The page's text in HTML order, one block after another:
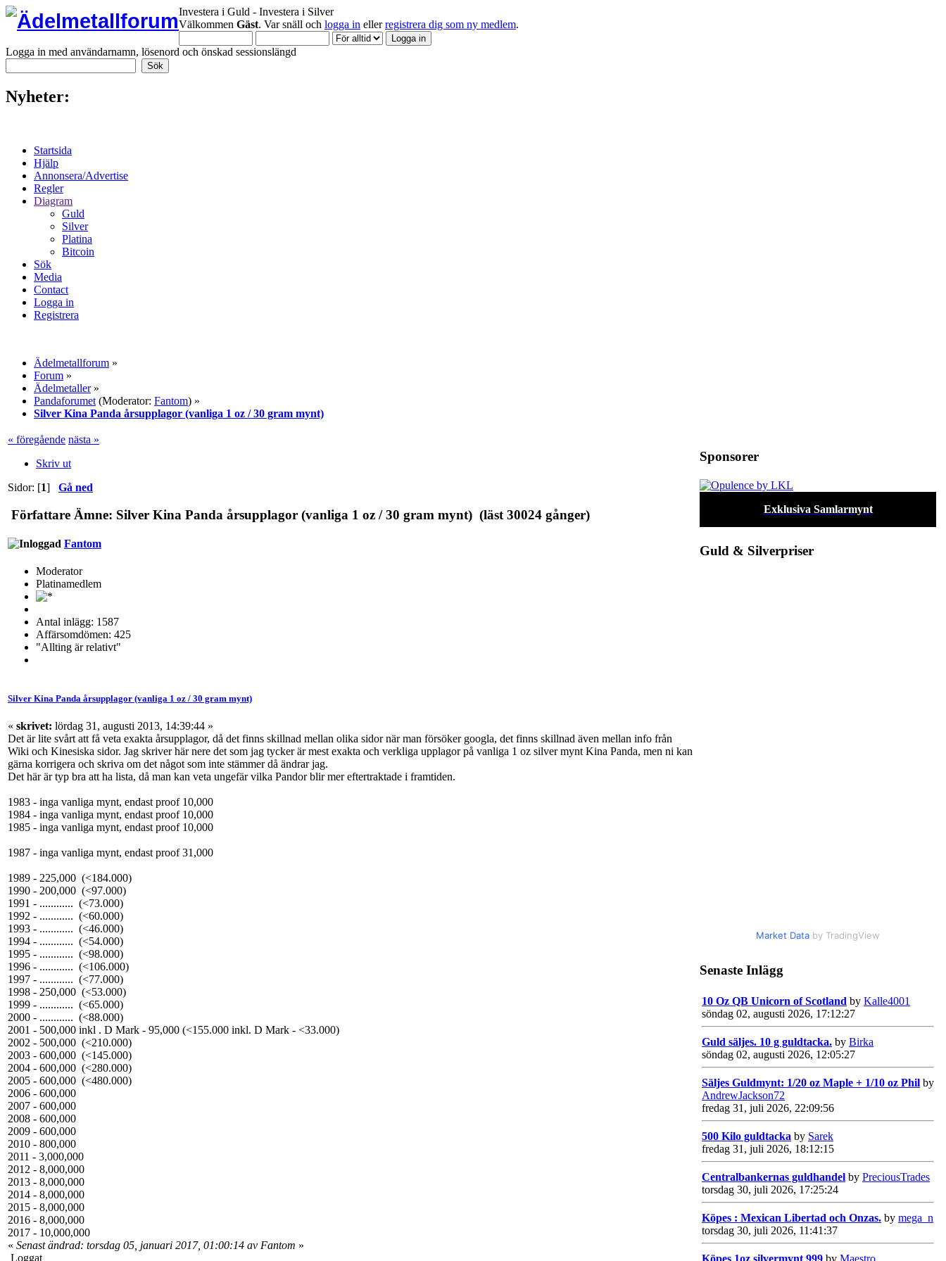
Investera i Guld - Investera i Silver
Välkommen Gäst. Var snäll och logga in ellerregistrera dig som ny medlem.
Logga in med användarnamn, lösenord och önskad sessionslängd
Nyheter:
Startsida
Hjälp
Annonsera/Advertise
Regler
Diagram
Guld
Silver
Platina
Bitcoin
Sök
Media
Contact
Logga in
Registrera
Ädelmetallforum »
Forum »
Ädelmetaller»
Pandaforumet (Moderator: Fantom) »
Silver Kina Panda årsupplagor (vanliga 1 oz / 30 gram mynt)
« föregående nästa »
Skriv ut
Sidor: [1] Gå ned
Författare Ämne: Silver Kina Panda årsupplagor (vanliga 1 oz / 30 gram mynt) (läst 30024 gånger)
Fantom
Moderator
Platinamedlem
Antal inlägg: 1587
Affärsomdömen: 425
"Allting är relativt"
Silver Kina Panda årsupplagor (vanliga 1 oz / 30 gram mynt)
« skrivet: lördag 31, augusti 2013, 14:39:44 »
Det är lite svårt att få veta exakta årsupplagor, då det finns skillnad mellan olika sidor när man försöker googla, det finns skillnad även mellan info från
Wiki och Kinesiska sidor. Jag skriver här nere det som jag tycker är mest exakta och verkliga upplagor på vanliga 1 oz silver mynt Kina Panda, men ni kan
gärna korrigera och skriva om det något som inte stämmer då ändrar jag.
Det här är typ bra att ha lista, då man kan veta ungefär vilka Pandor blir mer eftertraktade i framtiden.
1983 - inga vanliga mynt, endast proof 10,000
1984 - inga vanliga mynt, endast proof 10,000
1985 - inga vanliga mynt, endast proof 10,000
1987 - inga vanliga mynt, endast proof 31,000
1989 - 225,000 (<184.000)
1990 - 200,000 (<97.000)
1991 - ............ (<73.000)
1992 - ............ (<60.000)
1993 - ............ (<46.000)
1994 - ............ (<54.000)
1995 - ............ (<98.000)
1996 - ............ (<106.000)
1997 - ............ (<77.000)
1998 - 250,000 (<53.000)
1999 - ............ (<65.000)
2000 - ............ (<88.000)
2001 - 500,000 inkl . D Mark - 95,000 (<155.000 inkl. D Mark - <33.000)
2002 - 500,000 (<210.000)
2003 - 600,000 (<145.000)
2004 - 600,000 (<280.000)
2005 - 600,000 (<480.000)
2006 - 600,000
2007 - 600,000
2008 - 600,000
2009 - 600,000
2010 - 800,000
2011 - 3,000,000
2012 - 8,000,000
2013 - 8,000,000
2014 - 8,000,000
2015 - 8,000,000
2016 - 8,000,000
2017 - 10,000,000
« Senast ändrad: torsdag 05, januari 2017, 01:00:14 av Fantom »
Loggat
Sponsorer
Exklusiva Samlarmynt
Guld & Silverpriser
Market Data by TradingView
Senaste Inlägg
10 Oz QB Unicorn of Scotland by Kalle4001
söndag 02, augusti 2026, 17:12:27
Guld säljes. 10 g guldtacka. by Birka
söndag 02, augusti 2026, 12:05:27
Säljes Guldmynt: 1/20 oz Maple + 1/10 oz Phil by
AndrewJackson72
fredag 31, juli 2026, 22:09:56
500 Kilo guldtacka by Sarek
fredag 31, juli 2026, 18:12:15
Centralbankernas guldhandel by PreciousTrades
torsdag 30, juli 2026, 17:25:24
Köpes : Mexican Libertad och Onzas. by mega_n
torsdag 30, juli 2026, 11:41:37
Köpes 1oz silvermynt 999 by Maestro